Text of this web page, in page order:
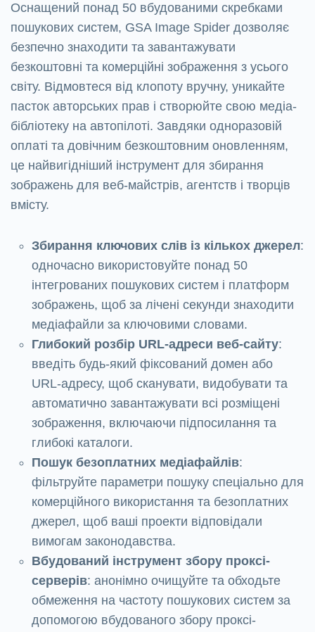
Оснащений понад 50 вбудованими скребками
пошукових систем, GSA Image Spider дозволяє
безпечно знаходити та завантажувати
безкоштовні та комерційні зображення з усього
світу. Відмовтеся від клопоту вручну, уникайте
пасток авторських прав і створюйте свою медіа-
бібліотеку на автопілоті. Завдяки одноразовій
оплаті та довічним безкоштовним оновленням,
це найвигідніший інструмент для збирання
зображень для веб-майстрів, агентств і творців
вмісту.
Збирання ключових слів із кількох джерел:
одночасно використовуйте понад 50
інтегрованих пошукових систем і платформ
зображень, щоб за лічені секунди знаходити
медіафайли за ключовими словами.
Глибокий розбір URL-адреси веб-сайту:
введіть будь-який фіксований домен або
URL-адресу, щоб сканувати, видобувати та
автоматично завантажувати всі розміщені
зображення, включаючи підпосилання та
глибокі каталоги.
Пошук безоплатних медіафайлів:
фільтруйте параметри пошуку спеціально для
комерційного використання та безоплатних
джерел, щоб ваші проекти відповідали
вимогам законодавства.
Вбудований інструмент збору проксі-
серверів: анонімно очищуйте та обходьте
обмеження на частоту пошукових систем за
допомогою вбудованого збору проксі-